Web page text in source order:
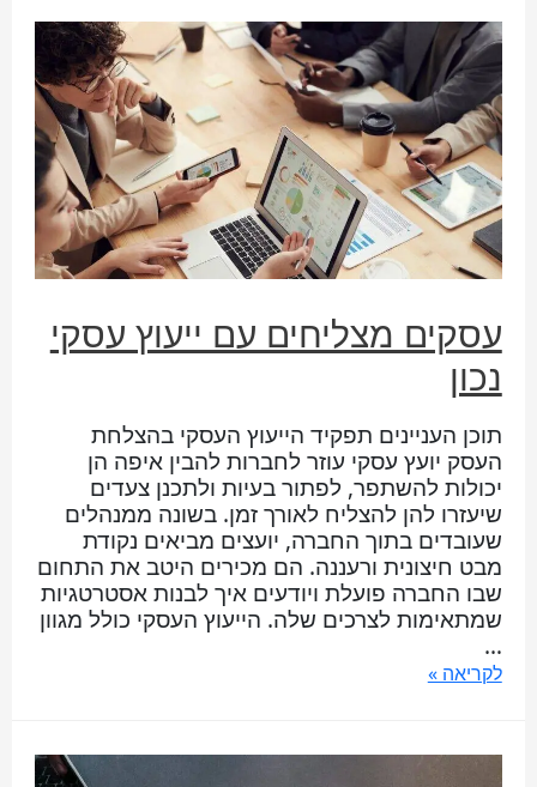
עסקים מצליחים עם ייעוץ עסקי
נכון
תוכן העניינים תפקיד הייעוץ העסקי בהצלחת
העסק יועץ עסקי עוזר לחברות להבין איפה הן
יכולות להשתפר, לפתור בעיות ולתכנן צעדים
שיעזרו להן להצליח לאורך זמן. בשונה ממנהלים
שעובדים בתוך החברה, יועצים מביאים נקודת
מבט חיצונית ורעננה. הם מכירים היטב את התחום
שבו החברה פועלת ויודעים איך לבנות אסטרטגיות
שמתאימות לצרכים שלה. הייעוץ העסקי כולל מגוון
…
לקריאה »